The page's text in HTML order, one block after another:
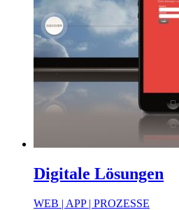
Digitale Lösungen
WEB | APP | PROZESSE